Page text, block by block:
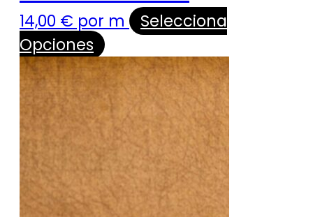
14,00 € por m
Selecciona
Opciones